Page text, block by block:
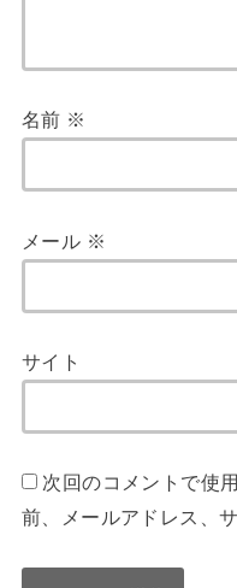
名前 ※
メール ※
サイト
次回のコメントで使
前、メールアドレス、